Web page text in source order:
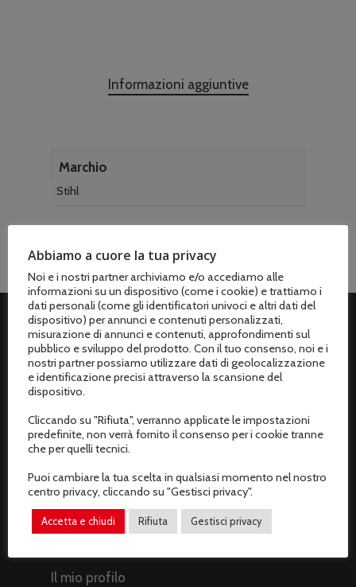
Informazioni aggiuntive
Marchio
Stihl
ASSISTENZA CLIENTI
Spedizioni
Termini e condizioni di vendita
Recesso dal contratto
Il mio profilo
Abbiamo a cuore la tua privacy
Noi e i nostri partner archiviamo e/o accediamo alle
informazioni su un dispositivo (come i cookie) e trattiamo i
dati personali (come gli identificatori univoci e altri dati del
dispositivo) per annunci e contenuti personalizzati,
misurazione di annunci e contenuti, approfondimenti sul
pubblico e sviluppo del prodotto. Con il tuo consenso, noi e i
nostri partner possiamo utilizzare dati di geolocalizzazione
e identificazione precisi attraverso la scansione del
dispositivo.
Cliccando su "Rifiuta", verranno applicate le impostazioni
predefinite, non verrà fornito il consenso per i cookie tranne
che per quelli tecnici.
Puoi cambiare la tua scelta in qualsiasi momento nel nostro
centro privacy, cliccando su "Gestisci privacy".
Accetta e chiudi Rifiuta Gestisci privacy